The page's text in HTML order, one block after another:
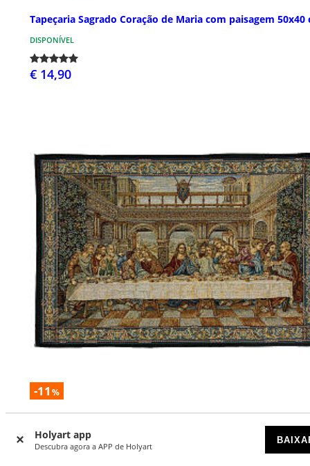
Holyart app
Descubra agora a APP de Holyart
Tapeçaria Sagrado Coração de Maria com paisagem 50x40
DISPONÍVEL
€ 14,90
-11 %
cm
DISPONÍVEL